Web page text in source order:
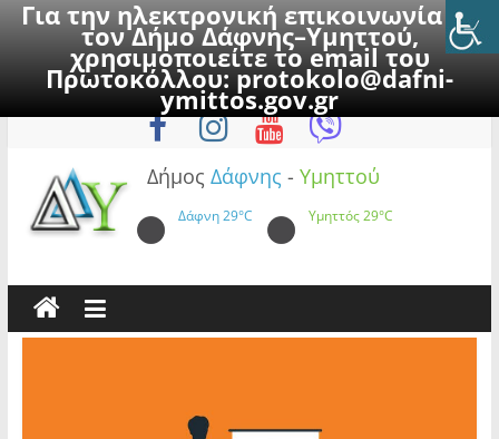
Για την ηλεκτρονική επικοινωνία με
τον Δήμο Δάφνης–Υμηττού,
χρησιμοποιείτε το email του
Πρωτοκόλλου:protokolo@dafni-
ymittos.gov.gr
to
Παρασκευή, 7 Αυγούστου 2026
Δήμος Δάφνης - Υμηττού
Δάφνη29°C Υμηττός29°C